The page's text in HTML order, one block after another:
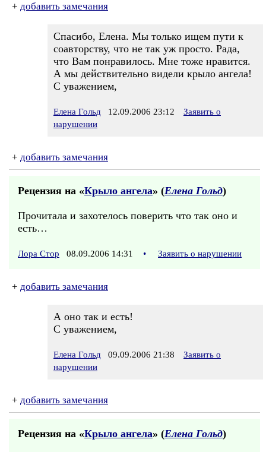
+ добавить замечания
Спасибо, Елена. Мы только ищем пути к
соавторству, что не так уж просто. Рада,
что Вам понравилось. Мне тоже нравится.
А мы действительно видели крыло ангела!
С уважением,
Елена Гольд 12.09.2006 23:12
Заявить о
нарушении
+ добавить замечания
Рецензия на «Крыло ангела» (Елена Гольд)
Прочитала и захотелось поверить что так оно и
есть…
Лора Стор 08.09.2006 14:31 • Заявить о нарушении
+ добавить замечания
А оно так и есть!
С уважением,
Елена Гольд 09.09.2006 21:38
Заявить о
нарушении
+ добавить замечания
Рецензия на «Крыло ангела» (Елена Гольд)